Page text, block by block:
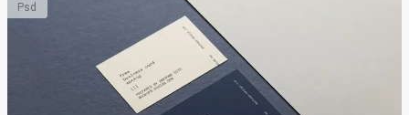
Psd